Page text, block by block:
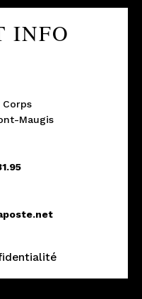
INFO
Corps
Maugis